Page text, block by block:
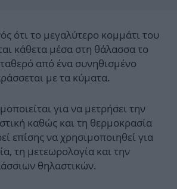
ότι το μεγαλύτερο κομμάτι του
κάθετα μέσα στη θάλασσα το
από ένα συνηθισμένο
με τα κύματα.
για να μετρήσει την
καθώς και τη θερμοκρασία
επίσης να χρησιμοποιηθεί για
τη μετεωρολογία και την
θηλαστικών.